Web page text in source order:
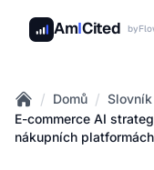
AmICited by
Home
/ Domů /
E-commerce AI
nákupních platformách